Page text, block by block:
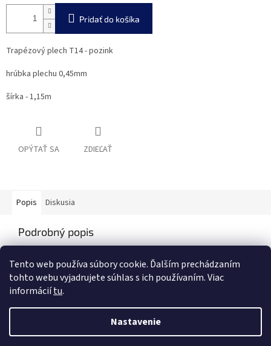
Tento web používa súbory cookie. Ďalším prechádzaním
tohto webu vyjadrujete súhlas s ich používaním. Viac
informáciítu.
Nastavenie
Pridať do košíka
Trapézový plech T14 - pozink
hrúbka plechu 0,45mm
šírka - 1,15m
OPÝTAŤ SA ZDIEĽAŤ
Popis Diskusia
Podrobný popis
Vytvoril Shoptet